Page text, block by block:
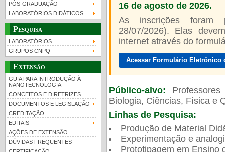
PÓS-GRADUAÇÃO
LABORATÓRIOS DIDÁTICOS
Pesquisa
LABORATÓRIOS
GRUPOS CNPQ
Extensão
GUIA PARA INTRODUÇÃO À
NANOTECNOLOGIA
CONCEITOS E DIRETRIZES
DOCUMENTOS E LEGISLAÇÃO
CREDITAÇÃO
EDITAIS
AÇÕES DE EXTENSÃO
DÚVIDAS FREQUENTES
16 de agosto de 2026.
As inscrições foram
28/07/2026). Elas
internet através do
Acessar Formulário
Público-alvo:
Biologia, Ciências, Física e
Linhas de Pesquisa:
Produção de Material
Experimentação e
Prototipagem em Ensino